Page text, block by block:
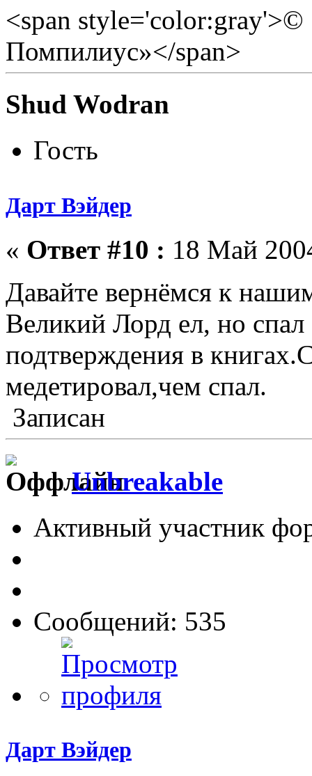
<span style='color:gray'>©
Помпилиус»</span>
Shud Wodran
Гость
Дарт Вэйдер
« Ответ #10 : 18 Май
Давайте вернёмся к
Великий Лорд ел, но спал
подтверждения в
медетировал,чем спал.
Записан
Unbreakable
Активный участник
Сообщений: 535
Дарт Вэйдер